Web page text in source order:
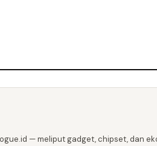
— meliput gadget, chipset, dan